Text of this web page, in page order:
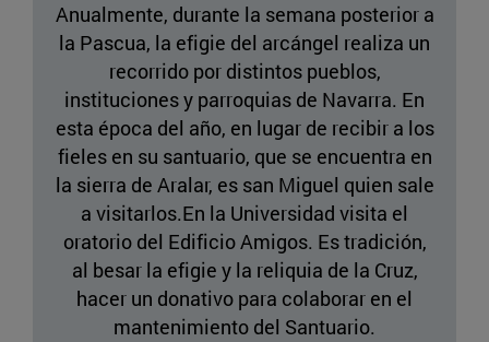
Anualmente, durante la semana posterior a
la Pascua, la efigie del arcángel realiza un
recorrido por distintos pueblos,
instituciones y parroquias de Navarra. En
esta época del año, en lugar de recibir a los
fieles en su santuario, que se encuentra en
la sierra de Aralar, es san Miguel quien sale
a visitarlos.En la Universidad visita el
oratorio del Edificio Amigos. Es tradición,
al besar la efigie y la reliquia de la Cruz,
hacer un donativo para colaborar en el
mantenimiento del Santuario.